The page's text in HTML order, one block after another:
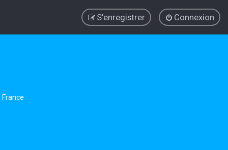
Connexion
S’enregistrer